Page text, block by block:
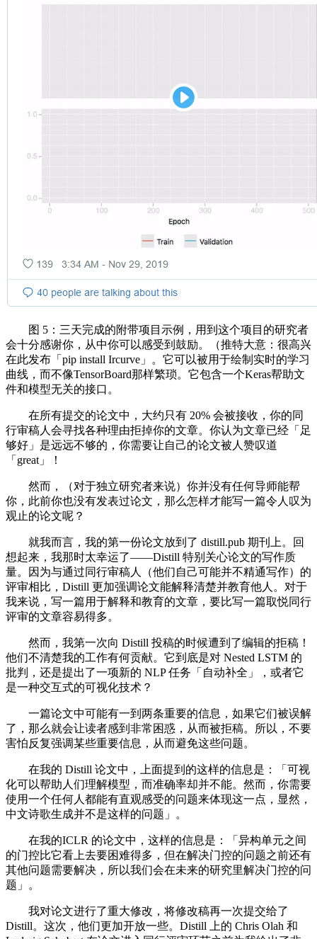
图 5：三天完成的附带项目示例，用到这个项目的研究者
会十分感谢你，从中你可以感受到鼓励。（推特大意：很高兴
在此发布「pip install Ircurve」。它可以被用于绘制实时的学习
曲线，而不像TensorBoard那样繁琐。它包含一个Keras帮助文
件和模型无关的接口。
在所有提交的论文中，大约只有 20% 会被接收，你的同
行审稿人会寻找各种理由拒掉你的文章。你认为文章已经「足
够好」是远远不够的，你需要让自己的论文被人赞叹道
「great」！
然而，（对于独立研究者来说）你并没有任何导师能帮
你，此前你也没有发表过论文，那么怎样才能写一篇令人叹为
观止的论文呢？
就我而言，我的第一份论文放到了 distill.pub 期刊上。回
想起来，我那时太幸运了——Distill 特别关心论文的写作质
量。因为与通过同行审稿人（他们自己可能并不精通写作）的
评审相比，Distill 更加强调论文能解释清楚并教育他人。对于
我来说，写一篇用于解释和教育的文章，要比写一篇取悦同行
评审的文章容易得多。
然而，我第一次向 Distill 投稿的时候遭到了编辑的拒稿！
他们不清楚我的工作有何贡献。它到底是对 Nested LSTM 的
批判，还是提出了一项新的 NLP 任务「自动补全」，或者它
是一种交互式的可视化技术？
一篇论文中可能有一到两条重要的信息，如果它们被误解
了，那么就会让读者感到非常困惑，从而被拒稿。所以，不要
害怕反复强调某些重要信息，从而避免这些问题。
在我的 Distill 论文中，上面提到的这样的信息是：「可视
化可以帮助人们理解模型，而准确率却并不能。然而，你需要
使用一个任何人都能有直观感受的问题来体现这一点，显然，
中文诗歌生成并不是这样的问题」。
在我的ICLR 的论文中，这样的信息是：「异构单元之间
的门控比它看上去要困难得多，但在解决门控的问题之前还有
其他问题需要解决，所以我们会在未来的研究里解决门控的问
题」。
我对论文进行了重大修改，将修改稿再一次提交给了
Distill。这次，他们更加开放一些。Distill 上的 Chris Olah 和